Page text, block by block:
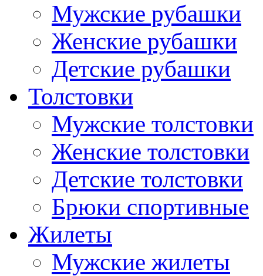
Мужские рубашки
Женские рубашки
Детские рубашки
Толстовки
Мужские толстовки
Женские толстовки
Детские толстовки
Брюки спортивные
Жилеты
Мужские жилеты